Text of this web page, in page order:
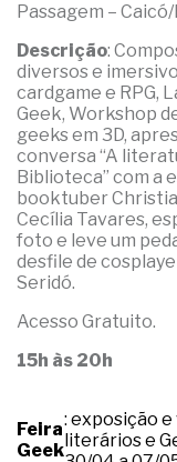
Passagem – Caicó/
Descrição:
diversos e
cardgame e RPG,
Geek, Workshop
geeks em 3D,
conversa “A
Biblioteca” com a
booktuber
Cecília Tavares,
foto e leve um
desfile de
Seridó.
Acesso Gratuito.
15h às 20h
Feira
Geek
: exposição
literários e